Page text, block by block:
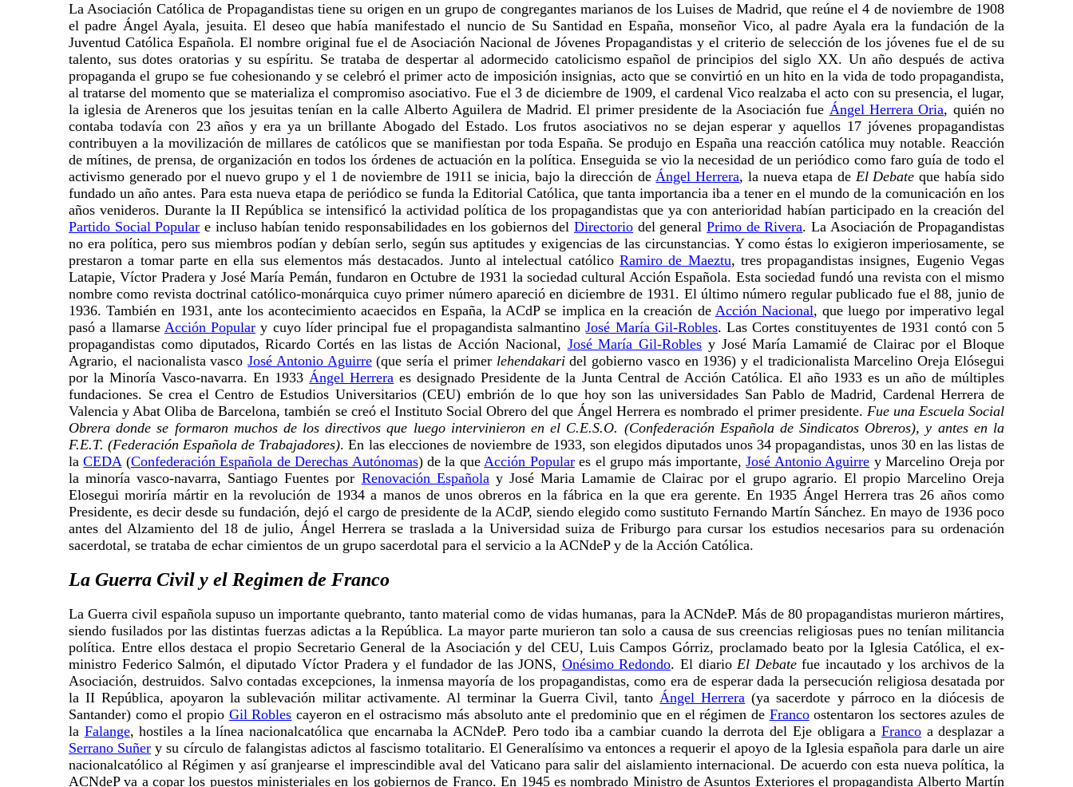
La Asociación Católica de Propagandistas tiene su origen en un grupo de congregantes marianos de los Luises de Madrid, que reúne el 4 de noviembre de 1908
el padre Ángel Ayala, jesuita. El deseo que había manifestado el nuncio de Su Santidad en España, monseñor Vico, al padre Ayala era la fundación de la
Juventud Católica Española. El nombre original fue el de Asociación Nacional de Jóvenes Propagandistas y el criterio de selección de los jóvenes fue el de su
talento, sus dotes oratorias y su espíritu. Se trataba de despertar al adormecido catolicismo español de principios del siglo XX. Un año después de activa
propaganda el grupo se fue cohesionando y se celebró el primer acto de imposición insignias, acto que se convirtió en un hito en la vida de todo propagandista,
al tratarse del momento que se materializa el compromiso asociativo. Fue el 3 de diciembre de 1909, el cardenal Vico realzaba el acto con su presencia, el lugar,
la iglesia de Areneros que los jesuitas tenían en la calle Alberto Aguilera de Madrid. El primer presidente de la Asociación fue Ángel Herrera Oria, quién no
contaba todavía con 23 años y era ya un brillante Abogado del Estado. Los frutos asociativos no se dejan esperar y aquellos 17 jóvenes propagandistas
contribuyen a la movilización de millares de católicos que se manifiestan por toda España. Se produjo en España una reacción católica muy notable. Reacción
de mítines, de prensa, de organización en todos los órdenes de actuación en la política. Enseguida se vio la necesidad de un periódico como faro guía de todo el
activismo generado por el nuevo grupo y el 1 de noviembre de 1911 se inicia, bajo la dirección deÁngel Herrera, la nueva etapa de El Debate que había sido
fundado un año antes. Para esta nueva etapa de periódico se funda la Editorial Católica, que tanta importancia iba a tener en el mundo de la comunicación en los
años venideros. Durante la II República se intensificó la actividad política de los propagandistas que ya con anterioridad habían participado en la creación del
Partido Social Popular e incluso habían tenido responsabilidades en los gobiernos delDirectorio del generalPrimo de Rivera. La Asociación de Propagandistas
no era política, pero sus miembros podían y debían serlo, según sus aptitudes y exigencias de las circunstancias. Y como éstas lo exigieron imperiosamente, se
prestaron a tomar parte en ella sus elementos más destacados. Junto al intelectual católico Ramiro de Maeztu, tres propagandistas insignes, Eugenio Vegas
Latapie, Víctor Pradera y José María Pemán, fundaron en Octubre de 1931 la sociedad cultural Acción Española. Esta sociedad fundó una revista con el mismo
nombre como revista doctrinal católico-monárquica cuyo primer número apareció en diciembre de 1931. El último número regular publicado fue el 88, junio de
1936. También en 1931, ante los acontecimiento acaecidos en España, la ACdP se implica en la creación de Acción Nacional, que luego por imperativo legal
pasó a llamarse Acción Popular y cuyo líder principal fue el propagandista salmantinoJosé María Gil-Robles. Las Cortes constituyentes de 1931 contó con 5
propagandistas como diputados, Ricardo Cortés en las listas de Acción Nacional, José María Gil-Robles y José María Lamamié de Clairac por el Bloque
Agrario, el nacionalista vascoJosé Antonio Aguirre(que sería el primer lehendakaridel gobierno vasco en 1936) y el tradicionalista Marcelino Oreja Elósegui
por la Minoría Vasco-navarra. En 1933Ángel Herrera es designado Presidente de la Junta Central de Acción Católica. El año 1933 es un año de múltiples
fundaciones. Se crea el Centro de Estudios Universitarios (CEU) embrión de lo que hoy son las universidades San Pablo de Madrid, Cardenal Herrera de
Valencia y Abat Oliba de Barcelona, también se creó el Instituto Social Obrero del que Ángel Herrera es nombrado el primer presidente. Fue una Escuela Social
Obrera donde se formaron muchos de los directivos que luego intervinieron en el C.E.S.O. (Confederación Española de Sindicatos Obreros), y antes en la
F.E.T. (Federación Española de Trabajadores). En las elecciones de noviembre de 1933, son elegidos diputados unos 34 propagandistas, unos 30 en las listas de
laCEDA(Confederación Española de Derechas Autónomas) de la queAcción Populares el grupo más importante,José Antonio Aguirre y Marcelino Oreja por
la minoría vasco-navarra, Santiago Fuentes por Renovación Españolay José Maria Lamamie de Clairac por el grupo agrario. El propio Marcelino Oreja
Elosegui moriría mártir en la revolución de 1934 a manos de unos obreros en la fábrica en la que era gerente. En 1935 Ángel Herrera tras 26 años como
Presidente, es decir desde su fundación, dejó el cargo de presidente de la ACdP, siendo elegido como sustituto Fernando Martín Sánchez. En mayo de 1936 poco
antes del Alzamiento del 18 de julio, Ángel Herrera se traslada a la Universidad suiza de Friburgo para cursar los estudios necesarios para su ordenación
sacerdotal, se trataba de echar cimientos de un grupo sacerdotal para el servicio a la ACNdeP y de la Acción Católica.
La Guerra Civil y el Regimen de Franco
La Guerra civil española supuso un importante quebranto, tanto material como de vidas humanas, para la ACNdeP. Más de 80 propagandistas murieron mártires,
siendo fusilados por las distintas fuerzas adictas a la República. La mayor parte murieron tan solo a causa de sus creencias religiosas pues no tenían militancia
política. Entre ellos destaca el propio Secretario General de la Asociación y del CEU, Luis Campos Górriz, proclamado beato por la Iglesia Católica, el ex-
ministro Federico Salmón, el diputado Víctor Pradera y el fundador de las JONS, Onésimo Redondo. El diario El Debatefue incautado y los archivos de la
Asociación, destruidos. Salvo contadas excepciones, la inmensa mayoría de los propagandistas, como era de esperar dada la persecución religiosa desatada por
la II República, apoyaron la sublevación militar activamente. Al terminar la Guerra Civil, tanto Ángel Herrera (ya sacerdote y párroco en la diócesis de
Santander) como el propio Gil Robles cayeron en el ostracismo más absoluto ante el predominio que en el régimen de Francoostentaron los sectores azules de
la Falange, hostiles a la línea nacionalcatólica que encarnaba la ACNdeP. Pero todo iba a cambiar cuando la derrota del Eje obligara a Francoa desplazar a
Serrano Suñer y su círculo de falangistas adictos al fascismo totalitario. El Generalísimo va entonces a requerir el apoyo de la Iglesia española para darle un aire
nacionalcatólico al Régimen y así granjearse el imprescindible aval del Vaticano para salir del aislamiento internacional. De acuerdo con esta nueva política, la
ACNdeP va a copar los puestos ministeriales en los gobiernos de Franco. En 1945 es nombrado Ministro de Asuntos Exteriores el propagandista Alberto Martín